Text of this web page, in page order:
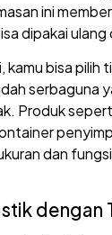
ini
dipakai
kamu bisa pilih
serbaguna
Produk
dan
dengan